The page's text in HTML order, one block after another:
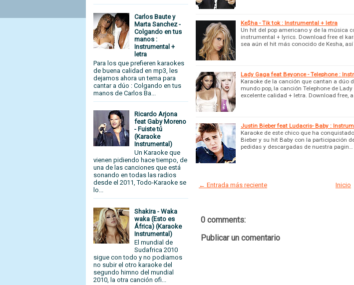
Carlos Baute y
Marta Sanchez -
Colgando en tus
manos :
Instrumental +
letra
Para los que prefieren karaokes
de buena calidad en mp3, les
dejamos ahora un tema para
cantar a dúo : Colgando en tus
manos de Carlos Ba...
Ricardo Arjona
feat Gaby Moreno
- Fuiste tú
(Karaoke
Instrumental)
Un Karaoke que
vienen pidiendo hace tiempo, de
una de las canciones que está
sonando en todas las radios
desde el 2011, Todo-Karaoke se
lo...
Shakira - Waka
waka (Esto es
África) (Karaoke
Instrumental)
El mundial de
Sudafrica 2010
sigue con todo y no podiamos
no subir el otro karaoke del
segundo himno del mundial
2010, la otra canción ofi...
Ke$ha - Tik tok : Instrumental + letra
Un hit del pop americano y de la música
instrumental + lyrics. Download free el
sea aún el hit más conocido de Kesha, así
Lady Gaga feat Beyonce - Telephone :
Karaoke de la canción que cantan a dúo
mundo pop, la canción Telephone de
excelente calidad + letra. Download free,
Justin Bieber feat Ludacris- Baby :
Karaoke de este chico que ha
Bieber y su hit Baby con la participación
pedidas y descargadas de nuestra pagin…
← Entrada más reciente Inicio
0 comments:
Publicar un comentario